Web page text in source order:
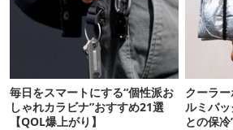
毎日をスマートにする“個性派お
しゃれカラビナ”おすすめ21選
【QOL爆上がり】
クーラ
ルミバ
との保